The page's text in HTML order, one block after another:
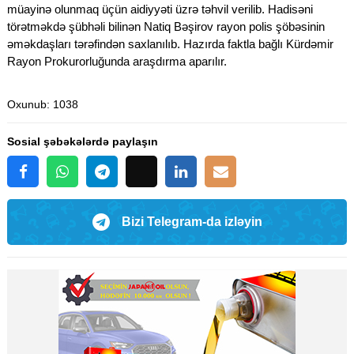
müayinə olunmaq üçün aidiyyəti üzrə təhvil verilib. Hadisəni
törətməkdə şübhəli bilinən Natiq Bəşirov rayon polis şöbəsinin
əməkdaşları tərəfindən saxlanılıb. Hazırda faktla bağlı Kürdəmir
Rayon Prokurorluğunda araşdırma aparılır.
Oxunub: 1038
Sosial şəbəkələrdə paylaşın
Bizi Telegram-da izləyin